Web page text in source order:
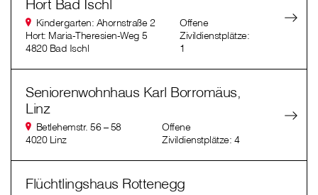
Hort Bad Ischl
Kindergarten: Ahornstraße 2
Hort: Maria-Theresien-Weg 5
4820 Bad Ischl
Offene
Zivildienstplätze:
1
Seniorenwohnhaus Karl Borromäus,
Linz
Betlehemstr. 56 – 58
4020 Linz
Offene
Zivildienstplätze: 4
Flüchtlingshaus Rottenegg